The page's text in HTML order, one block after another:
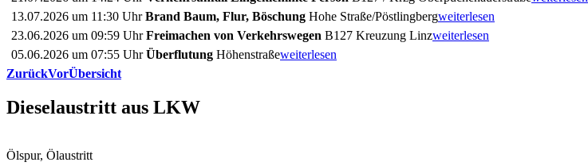
13.07.2026 um 11:30 UhrBrand Baum, Flur, Böschung Hohe Straße/Pöstlingbergweiterlesen
23.06.2026 um 09:59 UhrFreimachen von Verkehrswegen B127 Kreuzung Linzweiterlesen
05.06.2026 um 07:55 UhrÜberflutung Höhenstraßeweiterlesen
ZurückVorÜbersicht
Dieselaustritt aus LKW
Ölspur, Ölaustritt